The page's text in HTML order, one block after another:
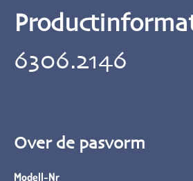
6306.2146
Over de pasvorm
Modell-Nr